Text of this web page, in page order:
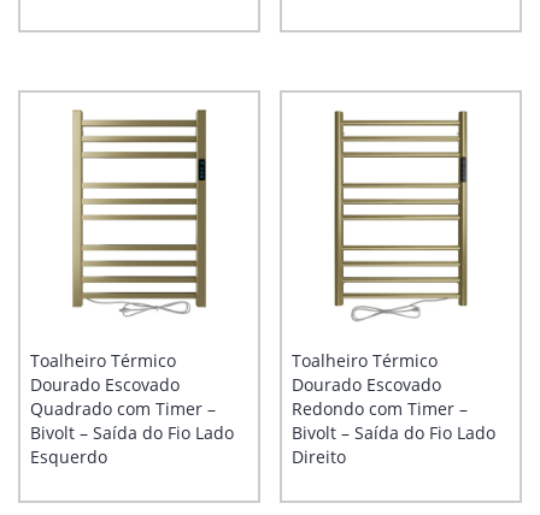
Toalheiro Térmico
Dourado Escovado
Quadrado com Timer –
Bivolt – Saída do Fio Lado
Esquerdo
Toalheiro Térmico
Dourado Escovado
Redondo com Timer –
Bivolt – Saída do Fio Lado
Direito